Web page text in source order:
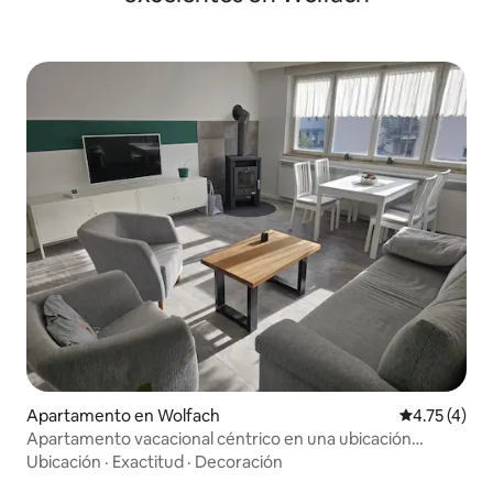
Apartamento en Wolfach Calificación
4.75 (4)
Apartamento vacacional céntrico en una ubicación
tranquila
Ubicación · Exactitud · Decoración